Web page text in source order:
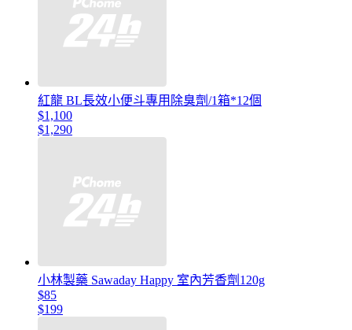
紅龍 BL長效小便斗專用除臭劑/1箱*12個
$1,100
$1,290
小林製藥 Sawaday Happy 室內芳香劑120g
$85
$199